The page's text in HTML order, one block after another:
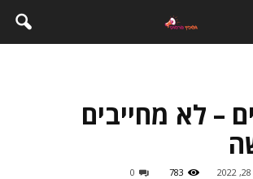
– לא מחייבים
783
0